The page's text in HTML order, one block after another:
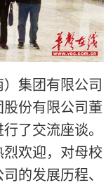
集团有限公司
份有限公司董
了交流座谈。
欢迎，对母校
的发展历程、